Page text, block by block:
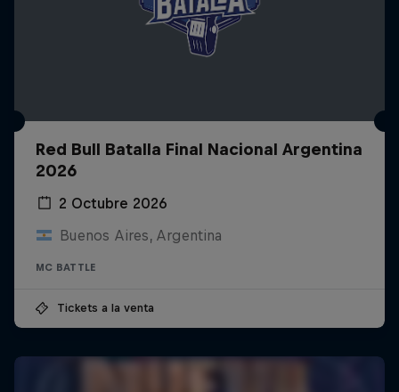
Red Bull Batalla Final Nacional Argentina
2026
2 Octubre 2026
Buenos Aires, Argentina
MC BATTLE
Tickets a la venta